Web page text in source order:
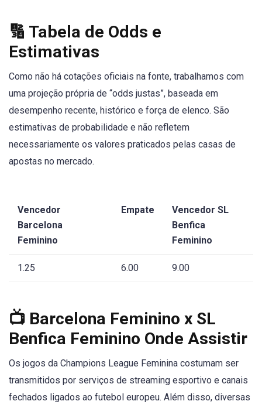
🔢 Tabela de Odds e
Estimativas
Como não há cotações oficiais na fonte, trabalhamos com
uma projeção própria de “odds justas”, baseada em
desempenho recente, histórico e força de elenco. São
estimativas de probabilidade e não refletem
necessariamente os valores praticados pelas casas de
apostas no mercado.
Vencedor
Barcelona
Feminino
Empate
Vencedor SL
Benfica
Feminino
1.25 6.00 9.00
📺 Barcelona Feminino x SL
Benfica Feminino Onde Assistir
Os jogos da Champions League Feminina costumam ser
transmitidos por serviços de streaming esportivo e canais
fechados ligados ao futebol europeu. Além disso, diversas